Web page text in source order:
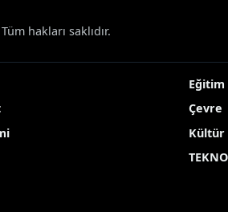
hakları saklıdır.
Eğitim
Çevre
Kültür